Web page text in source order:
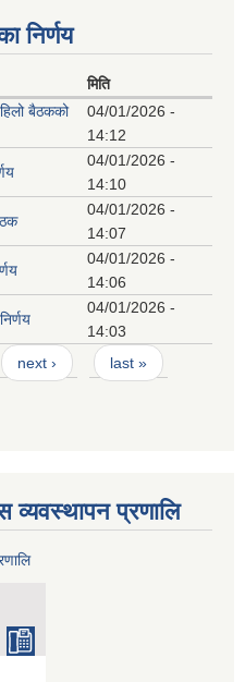
निर्णय
मिति
बैठकको
04/01/2026 -
14:12
04/01/2026 -
14:10
04/01/2026 -
14:07
04/01/2026 -
14:06
04/01/2026 -
14:03
next › last »
व्यवस्थापन प्रणालि